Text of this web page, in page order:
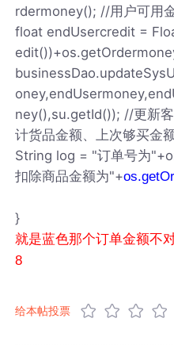
rdermoney(); //用户可用
float endUsercredit =
ney(),su.getId()); //更新
计货品金额、上次够买金
String log = "订单号为
扣除商品金额为"+
}
就是蓝色那个订单金额不
8
给本帖投票